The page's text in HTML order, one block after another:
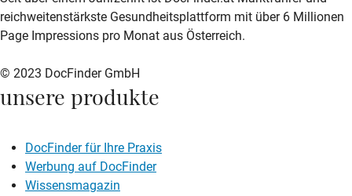
reichweitenstärkste Gesundheitsplattform mit über 6 Millionen
Page Impressions pro Monat aus Österreich.
© 2023 DocFinder GmbH
unsere produkte
DocFinder für Ihre Praxis
Werbung auf DocFinder
Wissensmagazin